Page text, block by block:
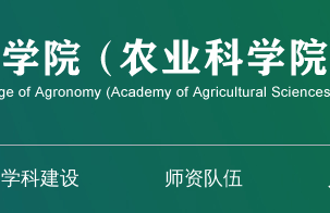
学科建设 师资队伍